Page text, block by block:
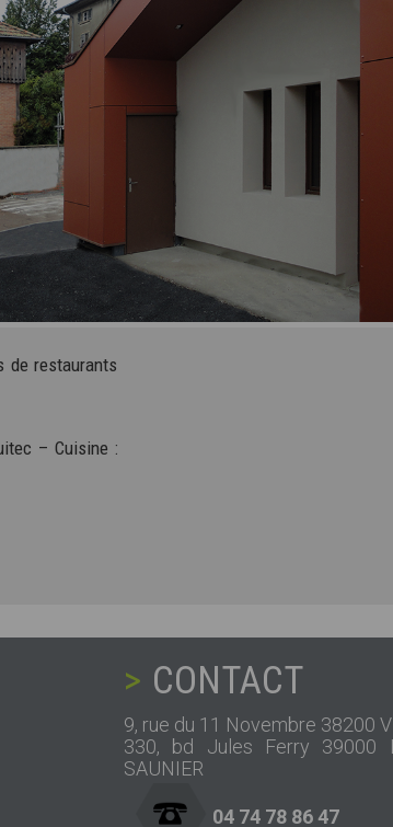
de restaurants
– Cuisine :
CONTACT
9, rue du 11 Novembre 38200
330, bd Jules Ferry 39000
SAUNIER
04 74 78 86 47